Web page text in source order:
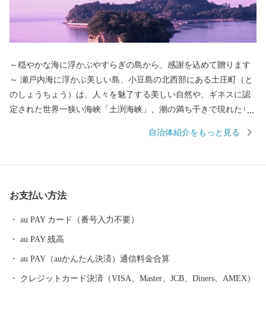
～穏やかな海に浮かぶやすらぎの島から、感謝を込めて贈ります
～ 瀬戸内海に浮かぶ美しい島、小豆島の北西部にある土庄町（と
のしょうちょう）は、人々を魅了する美しい自然や、ギネスに認
定された世界一狭い海峡「土渕海峡」、潮の満ち干きで現れたり
作「二十四の瞳」の平和の群像などの観光スポットが数多くあ
本一の生産量を誇る「ごま油」、小豆島産オリーブのしぼり果実
ょうどしま しまはも）」など、豊かな自然で育まれたおいしいも
のがいっぱい。 先人が築いた伝統的な行事や歴史的な景観を守
り、後世へと継承していくには、「ふるさとを大切にしたい」
自治体紹介をもっと見る
お支払い方法
au PAY カード（番号入力不要）
au PAY 残高
au PAY（auかんたん決済）通信料金合算
クレジットカード決済（VISA、Master、JCB、Diners、AMEX）